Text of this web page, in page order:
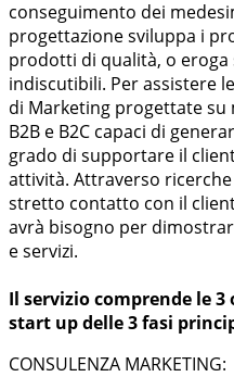
conseguimento dei
progettazione sviluppa i
prodotti di qualità, o
indiscutibili. Per assistere
di Marketing progettate
B2B e B2C capaci di
grado di supportare il
attività. Attraverso
stretto contatto con il
avrà bisogno per
e servizi.
Il servizio comprende le
start up delle 3 fasi
CONSULENZA MARKETING: